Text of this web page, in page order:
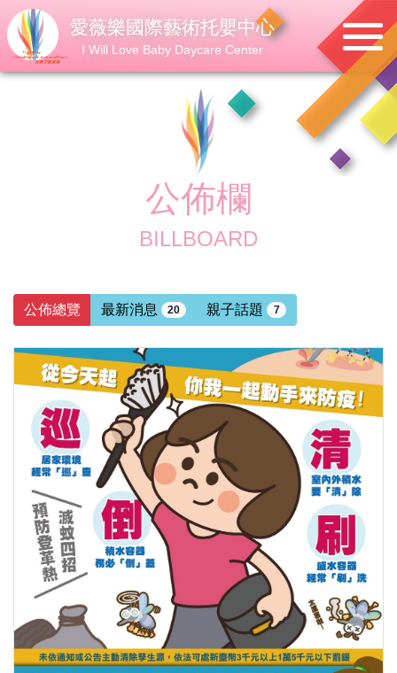
愛薇樂國際藝術托嬰中心
I Will Love Baby Daycare Center
公佈欄
BILLBOARD
公佈總覽 最新消息 20 親子話題 7